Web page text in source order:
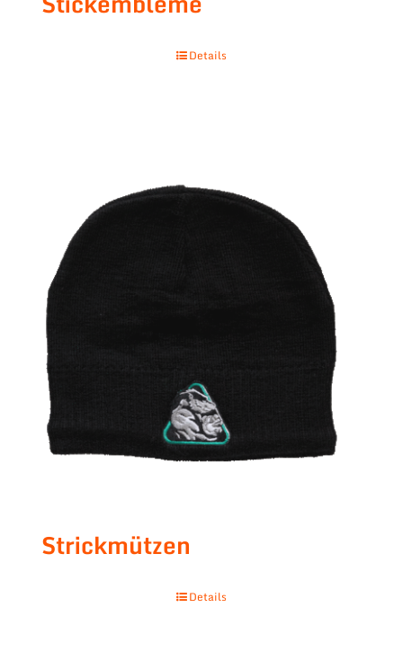
Details
Strickmützen
Details